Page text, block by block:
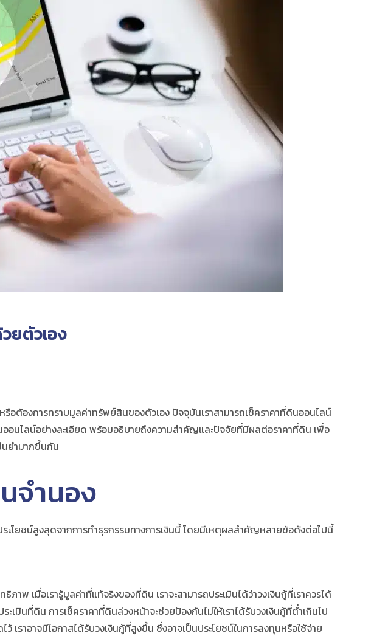
ยตัวเอง
หรือต้องการทราบมูลค่าทรัพย์สินของตัวเอง ปัจจุบันเราสามารถเช็คราคาที่ดินออนไลน์
ออนไลน์อย่างละเอียด พร้อมอธิบายถึงความสำคัญและปัจจัยที่มีผลต่อราคาที่ดิน เพื่อ
ยำมากขึ้นกัน
จำนอง
ะโยชน์สูงสุดจากการทำธุรกรรมทางการเงินนี้ โดยมีเหตุผลสำคัญหลายข้อดังต่อไปนี้
าพ เมื่อเรารู้มูลค่าที่แท้จริงของที่ดิน เราจะสามารถประเมินได้ว่าวงเงินกู้ที่เราควรได้
ะเมินที่ดิน การเช็คราคาที่ดินล่วงหน้าจะช่วยป้องกันไม่ให้เราได้รับวงเงินกู้ที่ต่ำเกินไป
เราอาจมีโอกาสได้รับวงเงินกู้ที่สูงขึ้น ซึ่งอาจเป็นประโยชน์ในการลงทุนหรือใช้จ่าย